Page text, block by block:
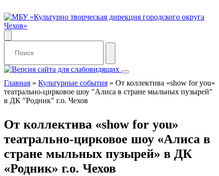
Главная » Культурные события » От коллектива «show for you»
театрально-цирковое шоу "Алиса в стране мыльных пузырей"
в ДК "Родник" г.о. Чехов
От коллектива «show for you»
театрально-цирковое шоу «Алиса в
стране мыльных пузырей» в ДК
«Родник» г.о. Чехов